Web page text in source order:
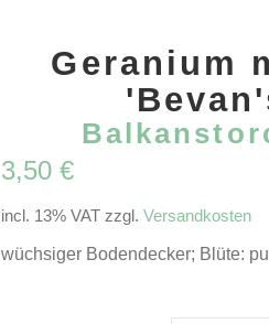
Geranium
3,50 €
incl. 13% VAT zzgl. Versandkosten
wüchsiger Bodendecker; Blüte: